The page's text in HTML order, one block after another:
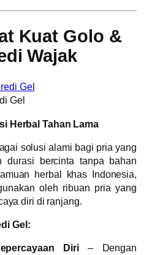
Kuat Golo &
Wajak
Gel
Herbal Tahan Lama
solusi alami bagi pria yang
durasi bercinta tanpa bahan
herbal khas Indonesia,
oleh ribuan pria yang
diri di ranjang.
Gel:
Diri– Dengan